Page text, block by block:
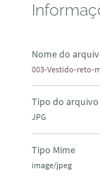
Nome do
003-Vestido-reto-
Tipo do arquivo
JPG
Tipo Mime
image/jpeg